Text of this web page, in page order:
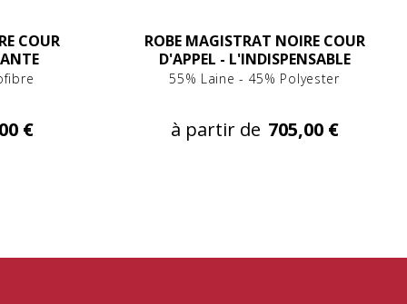
COUR
€
ROBE MAGISTRAT NOIRE COUR
D'APPEL - L'INDISPENSABLE
55% Laine - 45% Polyester
à partir de 705,00 €